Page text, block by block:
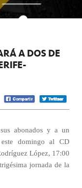
A DOS DE
abonados y a un
domingo al CD
López, 17:00
jornada de la